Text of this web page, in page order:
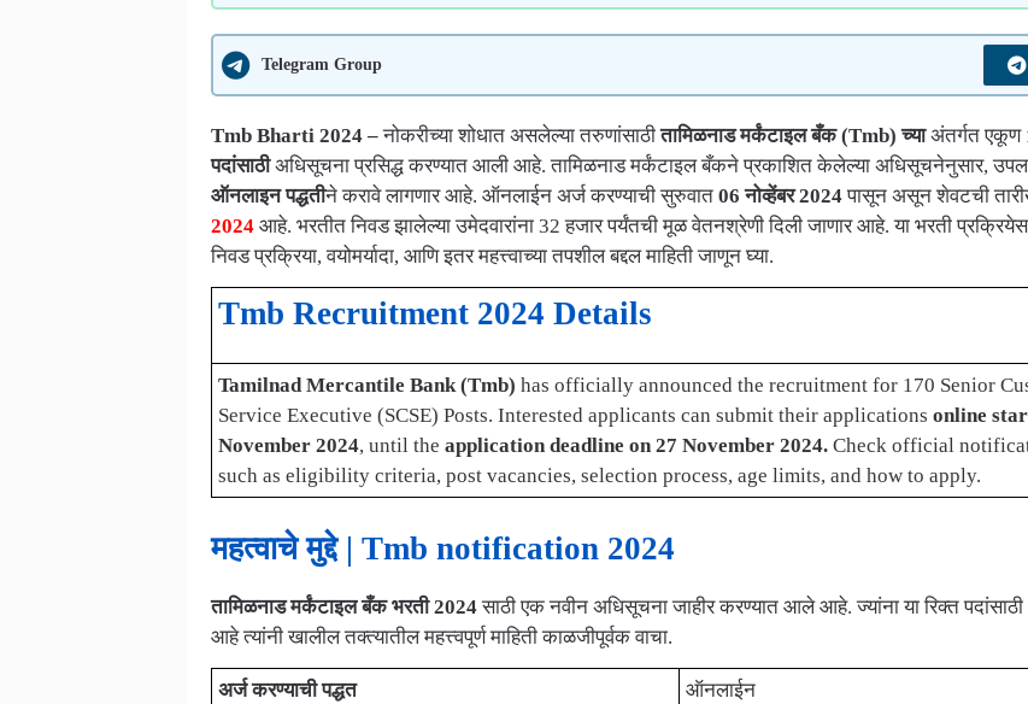
Telegram Group
Tmb Bharti 2024 –नोकरीच्या शोधात असलेल्या तरुणांसाठीतामिळनाड मर्कंटाइल बँक (Tmb) च्याअंतर्गत एकूण
पदांसाठीअधिसूचना प्रसिद्ध करण्यात आली आहे. तामिळनाड मर्कंटाइल बँकने प्रकाशित केलेल्या अधिसूचनेनुसार,
ऑनलाइन पद्धतीने करावे लागणार आहे. ऑनलाईन अर्ज करण्याची सुरुवात 06 नोव्हेंबर 2024पासून असून शेवटची
2024 आहे. भरतीत निवड झालेल्या उमेदवारांना 32 हजार पर्यंतची मूळ वेतनश्रेणी दिली जाणार आहे. या भरती
निवड प्रक्रिया, वयोमर्यादा, आणि इतर महत्त्वाच्या तपशील बद्दल माहिती जाणून घ्या.
Tmb Recruitment 2024 Details
Tamilnad Mercantile Bank (Tmb) has officially announced the recruitment for 170 Senior
Service Executive (SCSE) Posts. Interested applicants can submit their applications online
November 2024, until the application deadline on 27 November 2024.Check official
such as eligibility criteria, post vacancies, selection process, age limits, and how to apply.
महत्वाचे मुद्दे | Tmb notification 2024
तामिळनाड मर्कंटाइल बँक भरती 2024साठी एक नवीन अधिसूचना जाहीर करण्यात आले आहे. ज्यांना या रिक्त पदांसाठी
आहे त्यांनी खालील तक्त्यातील महत्त्वपूर्ण माहिती काळजीपूर्वक वाचा.
अर्ज करण्याची पद्धत
ऑनलाईन